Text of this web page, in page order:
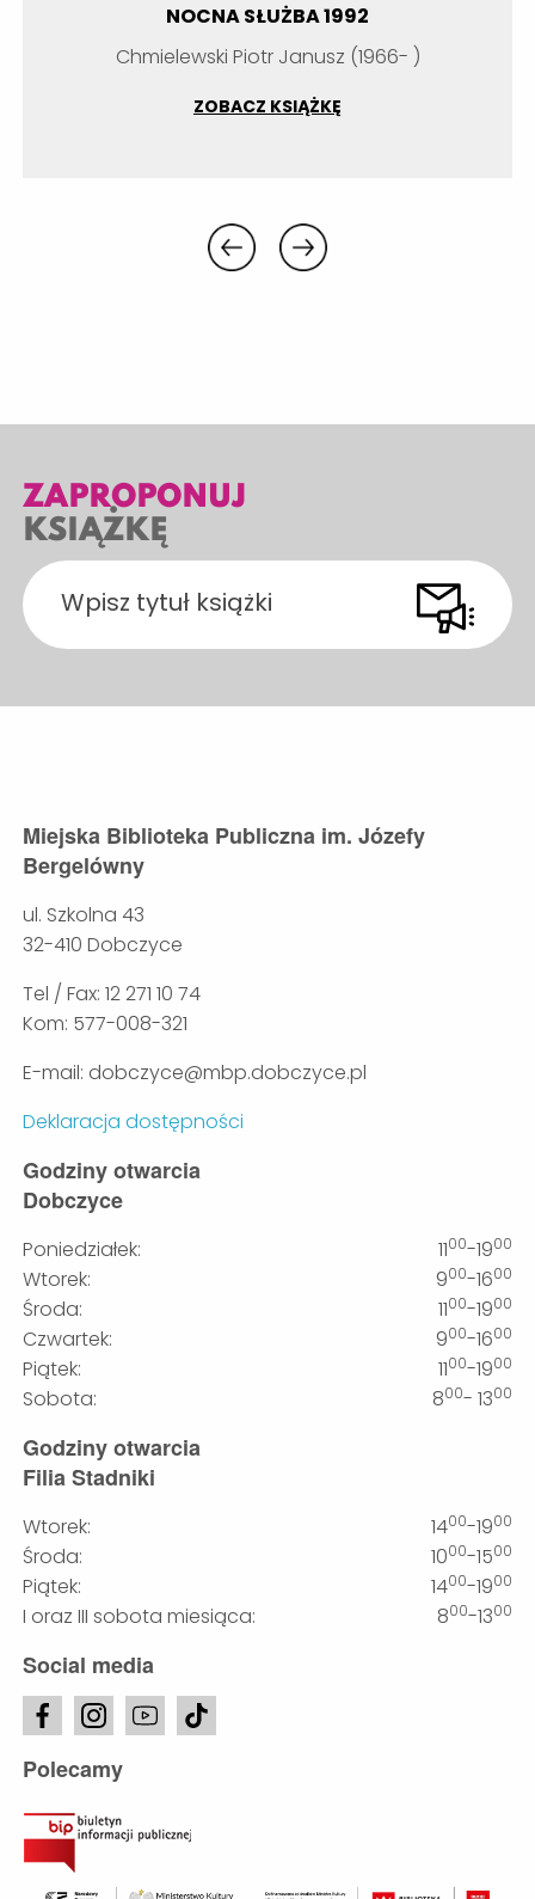
NOCNA SŁUŻBA 1992
Chmielewski Piotr Janusz (1966- )
ZOBACZ KSIĄŻKĘ
ZAPROPONUJ
KSIĄŻKĘ
Miejska Biblioteka Publiczna im. Józefy
Bergelówny
ul. Szkolna 43
32-410 Dobczyce
Tel / Fax: 12 271 10 74
Kom: 577-008-321
E-mail: dobczyce@mbp.dobczyce.pl
Deklaracja dostępności
Godziny otwarcia
Dobczyce
Poniedziałek: 1100-1900
Wtorek: 900-1600
Środa: 1100-1900
Czwartek: 900-1600
Piątek: 1100-1900
Sobota: 800- 1300
Godziny otwarcia
Filia Stadniki
Wtorek: 1400-1900
Środa: 1000-1500
Piątek: 1400-1900
I oraz III sobota miesiąca: 800-1300
Social media
Polecamy